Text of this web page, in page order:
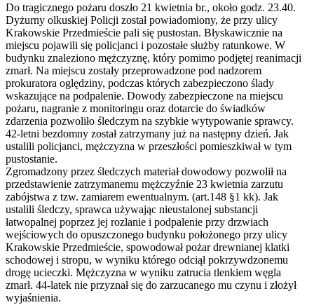
Do tragicznego pożaru doszło 21 kwietnia br., około godz. 23.40.
Dyżurny olkuskiej Policji został powiadomiony, że przy ulicy
Krakowskie Przedmieście pali się pustostan. Błyskawicznie na
miejscu pojawili się policjanci i pozostałe służby ratunkowe. W
budynku znaleziono mężczyznę, który pomimo podjętej reanimacji
zmarł. Na miejscu zostały przeprowadzone pod nadzorem
prokuratora oględziny, podczas których zabezpieczono ślady
wskazujące na podpalenie. Dowody zabezpieczone na miejscu
pożaru, nagranie z monitoringu oraz dotarcie do świadków
zdarzenia pozwoliło śledczym na szybkie wytypowanie sprawcy.
42-letni bezdomny został zatrzymany już na następny dzień. Jak
ustalili policjanci, mężczyzna w przeszłości pomieszkiwał w tym
pustostanie.
Zgromadzony przez śledczych materiał dowodowy pozwolił na
przedstawienie zatrzymanemu mężczyźnie 23 kwietnia zarzutu
zabójstwa z tzw. zamiarem ewentualnym. (art.148 §1 kk). Jak
ustalili śledczy, sprawca używając nieustalonej substancji
łatwopalnej poprzez jej rozlanie i podpalenie przy drzwiach
wejściowych do opuszczonego budynku położonego przy ulicy
Krakowskie Przedmieście, spowodował pożar drewnianej klatki
schodowej i stropu, w wyniku którego odciął pokrzywdzonemu
drogę ucieczki. Mężczyzna w wyniku zatrucia tlenkiem węgla
zmarł. 44-latek nie przyznał się do zarzucanego mu czynu i złożył
wyjaśnienia.